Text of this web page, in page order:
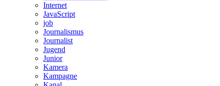
Internet
JavaScript
job
Journalismus
Journalist
Jugend
Junior
Kamera
Kampagne